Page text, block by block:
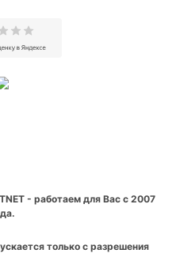
- работаем для Вас с 2007
только с разрешения